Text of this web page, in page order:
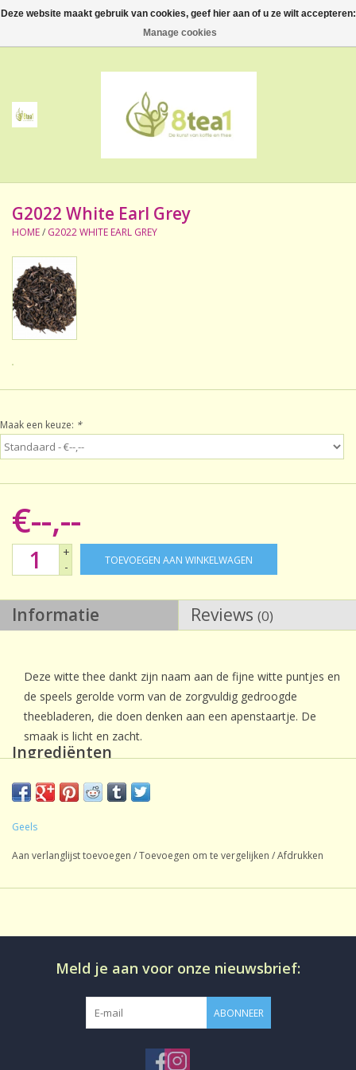
0 Artikelen - €--,--
Thee
Accessoires
NIEUW! Verpakte thee
BeppeDeli en 8tea1
Contact
Sale!
Laatste kans!
G2022 White Earl Grey
HOME/ G2022 WHITE EARL GREY
Maak een keuze: *
€--,--
+
-
TOEVOEGEN AAN WINKELWAGEN
Informatie Reviews (0)
Deze witte thee dankt zijn naam aan de fijne witte puntjes en
de speels gerolde vorm van de zorgvuldig gedroogde
theebladeren, die doen denken aan een apenstaartje. De
smaak is licht en zacht.
Ingrediënten
*gecontroleerde biologische teelt DE-ÖKO-039
Geels
Aan verlanglijst toevoegen /Toevoegen om te vergelijken /Afdrukken
Meld je aan voor onze nieuwsbrief:
ABONNEER
Deze website maakt gebruik van cookies, geef hier aan of u ze wilt accepteren:
Manage cookies